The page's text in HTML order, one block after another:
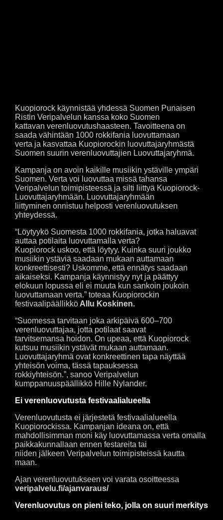
Kuopiorock käynnistää yhdessä Suomen Punaisen
Ristin Veripalvelun kanssa koko Suomen
kattavan verenluovutushaasteen. Tavoitteena on
saada vähintään 1000 rokkifania luovuttamaan
verta ja kasvattaa Kuopiorockin luovuttajaryhmästä
Suomen suurin verenluovuttajien Luovuttajaryhmä.
Kampanja on avoin kaikille musiikin ystäville ympäri
Suomen. Verta voi luovuttaa missä tahansa
Veripalvelun toimipisteessä ja silti liittyä Kuopiorock-
Luovuttajaryhmään. Luovuttajaryhmään
liittyminen onnistuu helposti verenluovutuksen
yhteydessä.
“Löytyykö Suomesta 1000 rokkifania, jotka haluavat
auttaa potilaita luovuttamalla verta?
Kuopiorock uskoo, että löytyy. Kuinka suuri joukko
musiikin ystäviä saadaan mukaan auttamaan
konkreettisesti? Uskomme, että ennätys saadaan
aikaiseksi. Kampanja käynnistyy nyt ja päättyy
elokuun lopussa eli ei muuta kun sankoin joukoin
luovuttamaan verta.” toteaa Kuopiorockin
festivaalipäällikkö Allu Koskinen.
“Suomessa tarvitaan joka arkipäivä 600–700
verenluovuttajaa, jotta potilaat saavat
tarvitsemansa hoidon. On upeaa, että Kuopiorock
kutsuu musiikin ystävät mukaan auttamaan.
Luovuttajaryhmä ovat konkreettinen tapa näyttää
yhteisön voima, tässä tapauksessa
rokkiyhteisön.”, sanoo Veripalvelun
kumppanuuspäällikkö Hille Nylander.
Ei verenluovutusta festivaalialueella
Verenluovutusta ei järjestetä festivaalialueella
Kuopiorockissa. Kampanjan ideana on, että
mahdollisimman moni käy luovuttamassa verta omalla
paikkakunnallaan ennen festareita tai
niiden jälkeen Veripalvelun toimipisteissä kautta
maan.
Ajan verenluovutukseen voi varata osoitteessa
veripalvelu.fi/ajanvaraus/
Verenluovutus on pieni teko, jolla on suuri merkitys